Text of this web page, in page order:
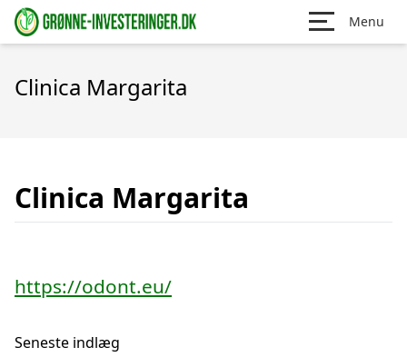
Menu
Clinica Margarita
Clinica Margarita
https://odont.eu/
Seneste indlæg